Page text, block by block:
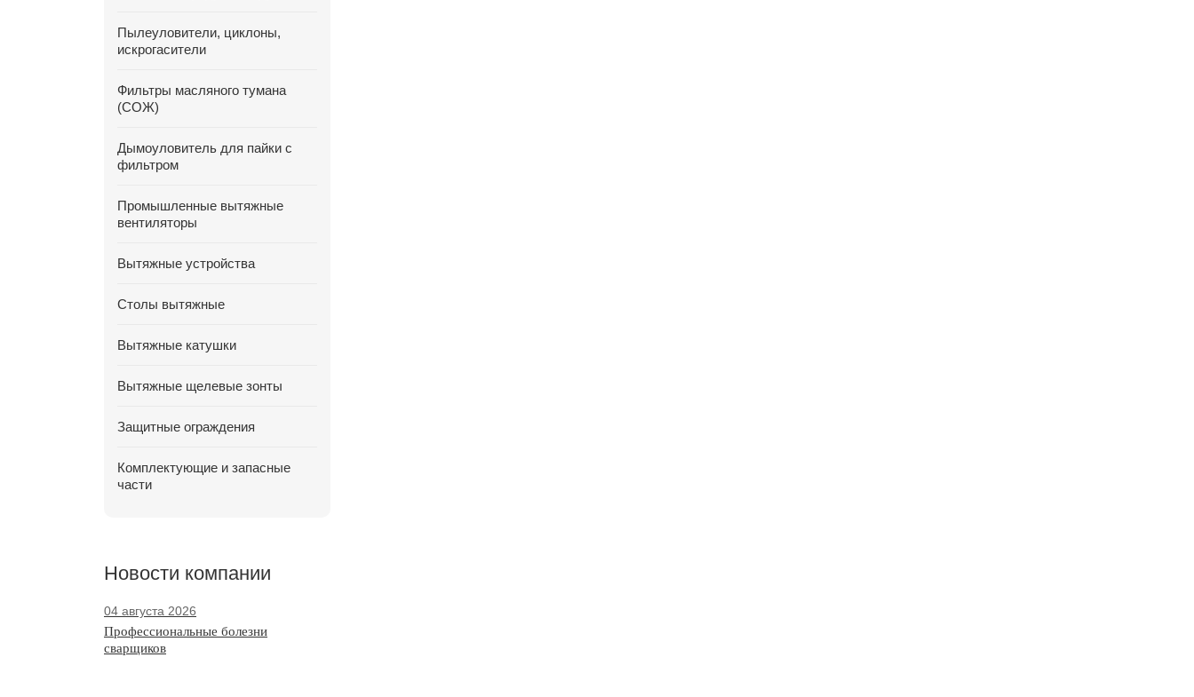
Пылеуловители, циклоны,
искрогасители
Фильтры масляного тумана
(СОЖ)
Дымоуловитель для пайки с
фильтром
Промышленные вытяжные
вентиляторы
Вытяжные устройства
Столы вытяжные
Вытяжные катушки
Вытяжные щелевые зонты
Защитные ограждения
Комплектующие и запасные
части
Новости компании
04 августа 2026
Профессиональные болезни
сварщиков